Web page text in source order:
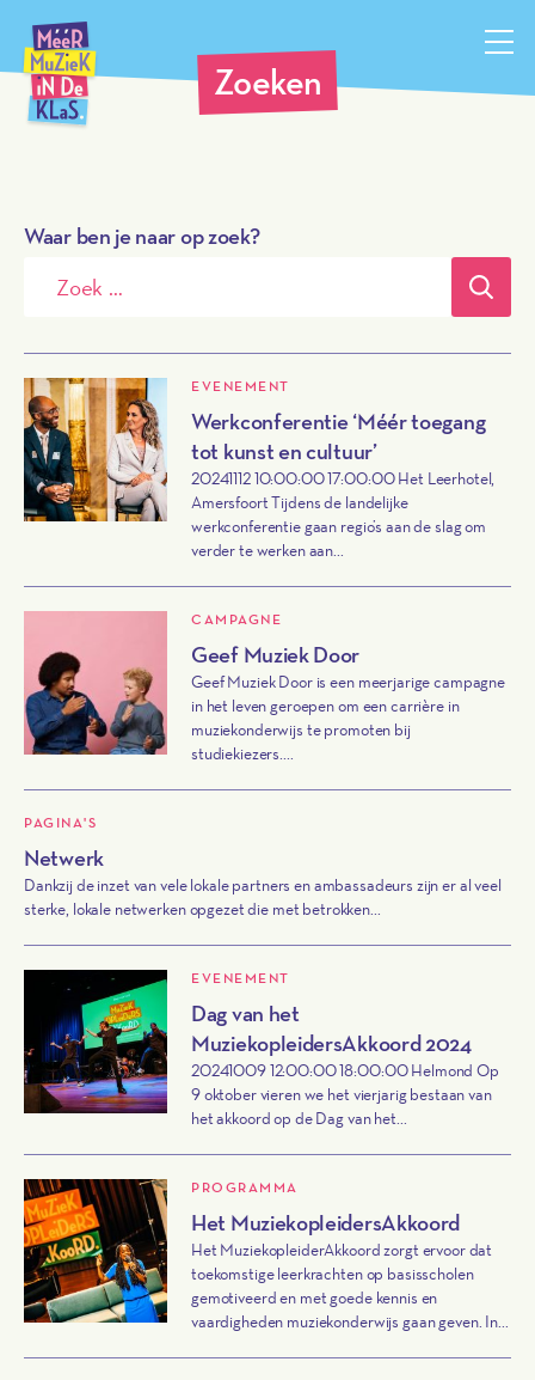
Méér Muziek in de Klas, terug naar de homepagina
Zoeken
Waar ben je naar op zoek?
EVENEMENT
Werkconferentie ‘Méér toegang
tot kunst en cultuur’
20241112 10:00:00 17:00:00 Het Leerhotel,
Amersfoort Tijdens de landelijke
werkconferentie gaan regio’s aan de slag om
verder te werken aan...
CAMPAGNE
Geef Muziek Door
Geef Muziek Door is een meerjarige campagne
in het leven geroepen om een carrière in
muziekonderwijs te promoten bij
studiekiezers....
PAGINA'S
Netwerk
Dankzij de inzet van vele lokale partners en ambassadeurs zijn er al veel
sterke, lokale netwerken opgezet die met betrokken...
EVENEMENT
Dag van het
MuziekopleidersAkkoord 2024
20241009 12:00:00 18:00:00 Helmond Op
9 oktober vieren we het vierjarig bestaan van
het akkoord op de Dag van het...
PROGRAMMA
Het MuziekopleidersAkkoord
Het MuziekopleiderAkkoord zorgt ervoor dat
toekomstige leerkrachten op basisscholen
gemotiveerd en met goede kennis en
vaardigheden muziekonderwijs gaan geven. In...